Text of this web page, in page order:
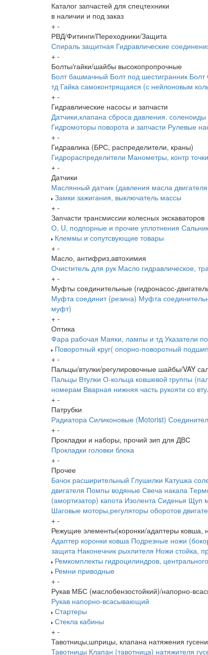
Каталог запчастей для спецтехники
в наличии и под заказ
+ -
РВД/Фитинги/Переходники/Защита
Спираль защитная Гидравлические
+ -
Болты/гайки/шайбы высокопропрочные
Болт башмачный Болт под шестигранник Болт
тд Гайка самоконтрящаяся (с нейлоновым
+ -
Гидравлические насосы и запчасти
Датчики,клапана сброса давления. соленоиды
Гидромоторы поворота и запчасти Рулевые
+ -
Гидравлика (БРС, распределители, краны)
Гидрораспределители Манометры, контр
+ -
Датчики
Маслянный датчик (давления масла
Замки зажигания, выключатель массы
+ -
Запчасти трансмиссии колесных экскаваторов
О, U, подпорные и прочие уплотнения
Клеммы и сопутсвующие товары
+ -
Масло, антифриз,автохимия
Очиститель для рук Масло гидравлическое,
+ -
Муфты соединительные (гидронасос-
Муфта соединит (резина) Муфта
муфт)
+ -
Оптика
Фара рабочая Маяки, лампы и тд Указатели
Поворотный круг( опорно-поворотный
+ -
Пальцы/втулки/регулировочные шайбы/VAY
Пальцы Втулки О-кольца ковшевой группы
номерам Вварная нижняя часть рукояти со
+ -
Патрубки
Радиатора Силиконовые (Motorist)
+ -
Прокладки и наборы, прочий зип для ДВС
Прокладки головки блока
+ -
Прочее
Бачок расширительный Глушилки Катушка
двигателя Помпы водяные Свеча накала
(амортизатор) капота Изолента Сиденья Щуп
Шаговые моторы,регуляторы оборотов
+ -
Режущие элементы(коронки/адаптеры ковша,
Адаптер коронки ковша Подрезные ножи
защита Наконечник рыхлителя Ножи стойка,
Ремкомплекты гидроцилиндров,
Ремни приводные
+ -
Рукав МБС (маслобензостойкий)/напорно-
Рукав напорно-всасывающий
Стартеры
Стекла кабины
+ -
Тавотницы,шприцы, клапана натяжения
Тавотницы Клапан (тавотница) натяжителя